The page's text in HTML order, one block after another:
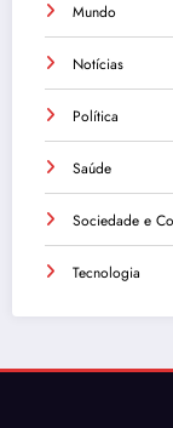
Mundo
Notícias
Política
Saúde
Sociedade e
Tecnologia